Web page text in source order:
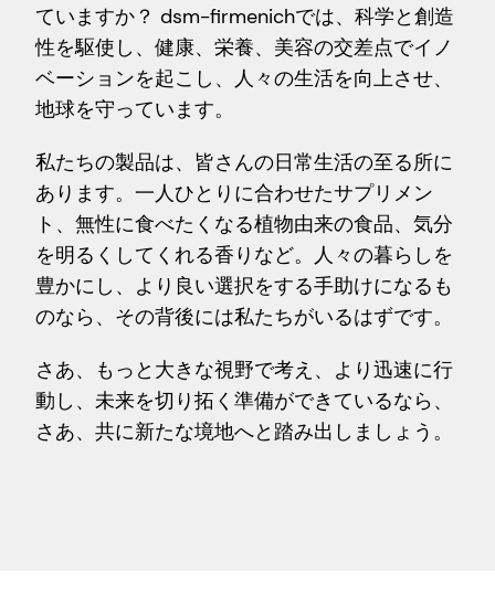
ていますか？ dsm-firmenichでは、科学と創造
性を駆使し、健康、栄養、美容の交差点でイノ
ベーションを起こし、人々の生活を向上させ、
地球を守っています。
私たちの製品は、皆さんの日常生活の至る所に
あります。一人ひとりに合わせたサプリメン
ト、無性に食べたくなる植物由来の食品、気分
を明るくしてくれる香りなど。人々の暮らしを
豊かにし、より良い選択をする手助けになるも
のなら、その背後には私たちがいるはずです。
さあ、もっと大きな視野で考え、より迅速に行
動し、未来を切り拓く準備ができているなら、
さあ、共に新たな境地へと踏み出しましょう。